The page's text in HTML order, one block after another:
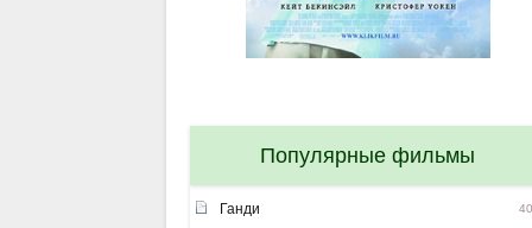
Популярные фильмы
Ганди